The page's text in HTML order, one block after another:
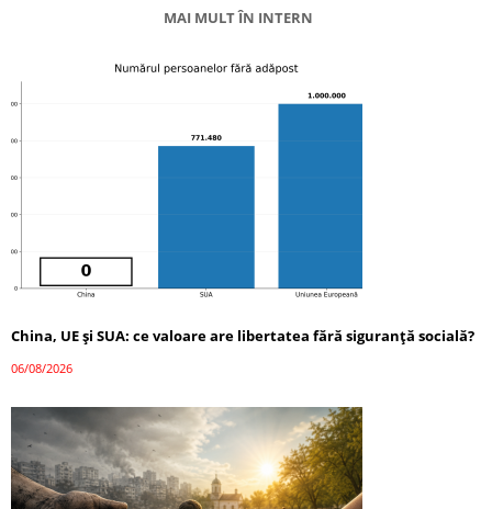
MAI MULT ÎN INTERN
China, UE și SUA: ce valoare are libertatea fără siguranță socială?
06/08/2026